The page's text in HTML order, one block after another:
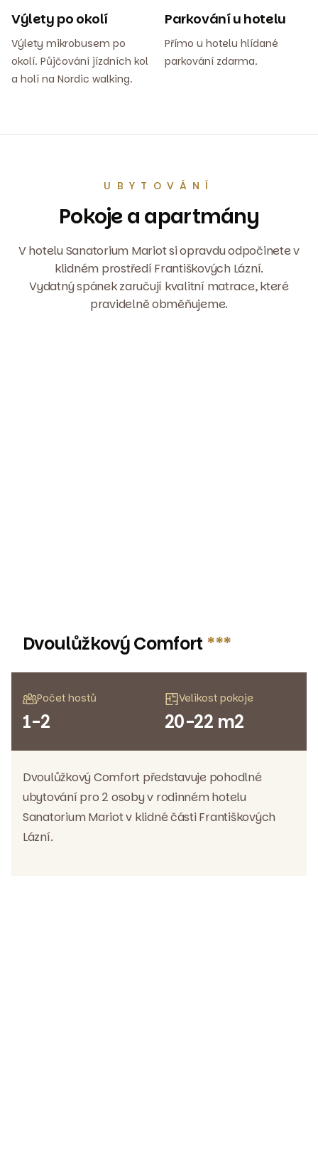
Výlety po okolí
Výlety mikrobusem po
okolí. Půjčování jízdních kol
a holí na Nordic walking.
Parkování u hotelu
Přímo u hotelu hlídané
parkování zdarma.
UBYTOVÁNÍ
Pokoje a apartmány
V hotelu Sanatorium Mariot si opravdu odpočinete v
klidném prostředí Františkových Lázní.
Vydatný spánek zaručují kvalitní matrace, které
pravidelně obměňujeme.
Dvoulůžkový Comfort***
Počet hostů
1-2
Velikost pokoje
20-22 m2
Dvoulůžkový Comfort představuje pohodlné
ubytování pro 2 osoby v rodinném hotelu
Sanatorium Mariot v klidné části Františkových
Lázní.